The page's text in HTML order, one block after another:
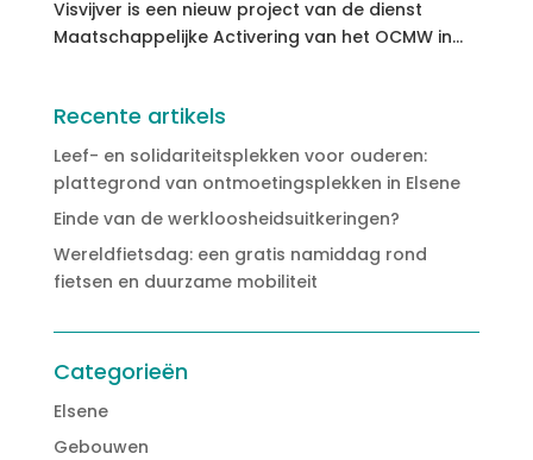
Visvijver is een nieuw project van de dienst
Maatschappelijke Activering van het OCMW in...
Recente artikels
Leef- en solidariteitsplekken voor ouderen:
plattegrond van ontmoetingsplekken in Elsene
Einde van de werkloosheidsuitkeringen?
Wereldfietsdag: een gratis namiddag rond
fietsen en duurzame mobiliteit
Categorieën
Elsene
Gebouwen